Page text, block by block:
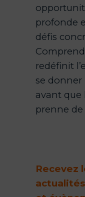
profonde
défis
redéfinit
se donner
avant que
prenne de
Recevez